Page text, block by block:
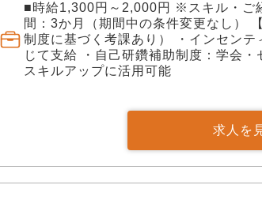
■時給1,300円～2,000円 ※スキル・ご
間：3か月（期間中の条件変更なし）
制度に基づく考課あり） ・インセン
じて支給 ・自己研鑽補助制度：学会・
スキルアップに活用可能
求人を